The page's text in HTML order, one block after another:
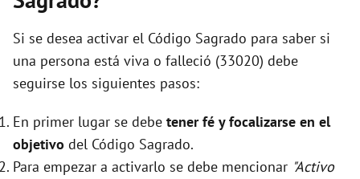
Si se desea activar el Código Sagrado para saber si
una persona está viva o falleció (33020) debe
seguirse los siguientes pasos:
En primer lugar se debe tener fé y focalizarse en el
objetivo del Código Sagrado.
Para empezar a activarlo se debe mencionar "Activo